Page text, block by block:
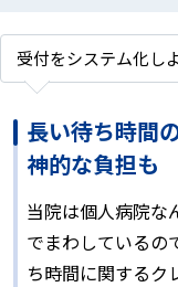
受付をシステム化し
長い待ち時間
神的な負担も
当院は個人病院な
でまわしているの
ち時間に関するク